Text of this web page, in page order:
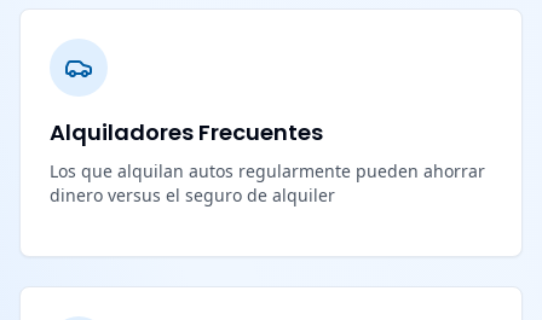
Alquiladores Frecuentes
Los que alquilan autos regularmente pueden ahorrar
dinero versus el seguro de alquiler